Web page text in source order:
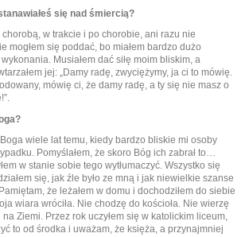
się nad śmiercią?
w trakcie i po chorobie, ani razu nie
mogłem się poddać, bo miałem bardzo dużo
Musiałem dać siłę moim bliskim, a
jej: „Damy radę, zwyciężymy, ja ci to mówię.
mówię ci, że damy radę, a ty się nie masz o
wiele lat temu, kiedy bardzo bliskie mi osoby
Pomyślałem, że skoro Bóg ich zabrał to…
w stanie sobie tego wytłumaczyć. Wszystko się
się, jak źle było ze mną i jak niewielkie szanse
że leżałem w domu i dochodziłem do siebie
wiara wróciła. Nie chodzę do kościoła. Nie wierzę
Ziemi. Przez rok uczyłem się w katolickim liceum,
to od środka i uważam, że księża, a przynajmniej